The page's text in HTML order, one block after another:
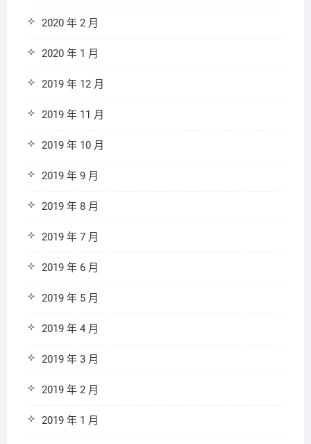
2020 年 2 月
2020 年 1 月
2019 年 12 月
2019 年 11 月
2019 年 10 月
2019 年 9 月
2019 年 8 月
2019 年 7 月
2019 年 6 月
2019 年 5 月
2019 年 4 月
2019 年 3 月
2019 年 2 月
2019 年 1 月